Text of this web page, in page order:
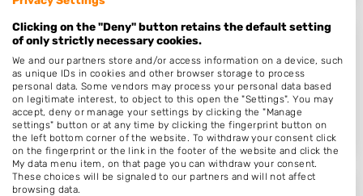
Debby's
Sont 18
8226AB Lelystad
Op 18,81 km afstand
Clicking on the "Deny" button retains the default setting
of only strictly necessary cookies.
We and our partners store and/or access information on a device, such
as unique IDs in cookies and other browser storage to process
personal data. Some vendors may process your personal data based
on legitimate interest, to object to this open the "Settings". You may
accept, deny or manage your settings by clicking the "Manage
settings" button or at any time by clicking the fingerprint button on
the left bottom corner of the website. To withdraw your consent click
on the fingerprint or the link in the footer of the website and click the
My data menu item, on that page you can withdraw your consent.
These choices will be signaled to our partners and will not affect
browsing data.